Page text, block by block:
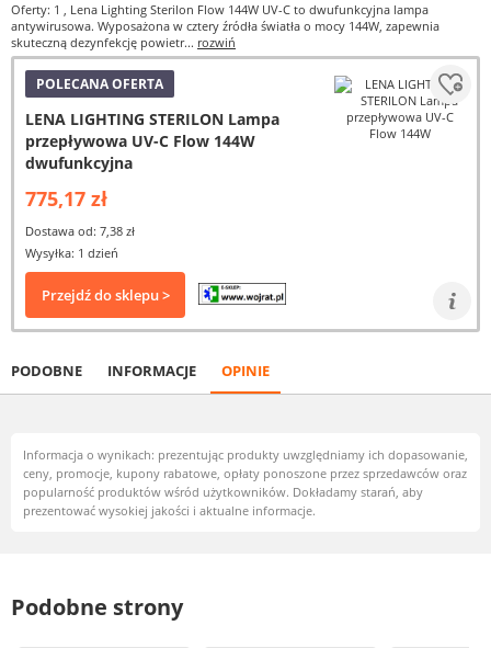
Oferty: 1 , Lena Lighting Sterilon Flow 144W UV-C to dwufunkcyjna lampa
antywirusowa. Wyposażona w cztery źródła światła o mocy 144W, zapewnia
skuteczną dezynfekcję powietr... rozwiń
POLECANA OFERTA
LENA LIGHTING STERILON Lampa
przepływowa UV-C Flow 144W
dwufunkcyjna
775,17 zł
Dostawa od: 7,38 zł
Wysyłka: 1 dzień
Przejdź do sklepu >
PODOBNE INFORMACJE OPINIE
Informacja o wynikach: prezentując produkty uwzględniamy ich dopasowanie,
ceny, promocje, kupony rabatowe, opłaty ponoszone przez sprzedawców oraz
popularność produktów wśród użytkowników. Dokładamy starań, aby
prezentować wysokiej jakości i aktualne informacje.
Podobne strony